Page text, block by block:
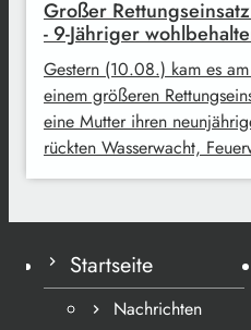
Großer
- 9-Jähriger
Gestern (10.08.) kam es
einem größeren
eine Mutter ihren
rückten Wasserwacht,
Startseite
Nachrichten